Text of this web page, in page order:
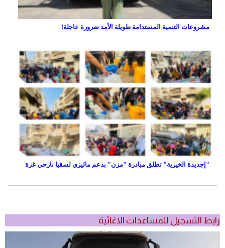
مشروعات التنمية المستدامة طويلة الأمد ضرورة عاجلة!
"إجديدة الخيرية" تطلق مبادرة "مزن" بدعم ماليزي لسقيا نازحي غزة
رابط التسجيل للمساعدات الاغاثية